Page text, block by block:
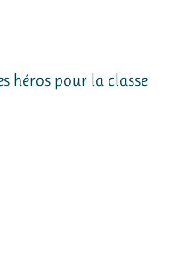
héros pour la classe